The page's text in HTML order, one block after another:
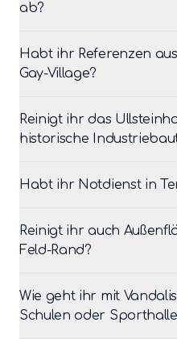
ab?
Habt ihr Referenzen
Gay-Village?
Reinigt ihr das
historische
Habt ihr Notdienst in
Reinigt ihr auch
Feld-Rand?
Wie geht ihr mit
Schulen oder